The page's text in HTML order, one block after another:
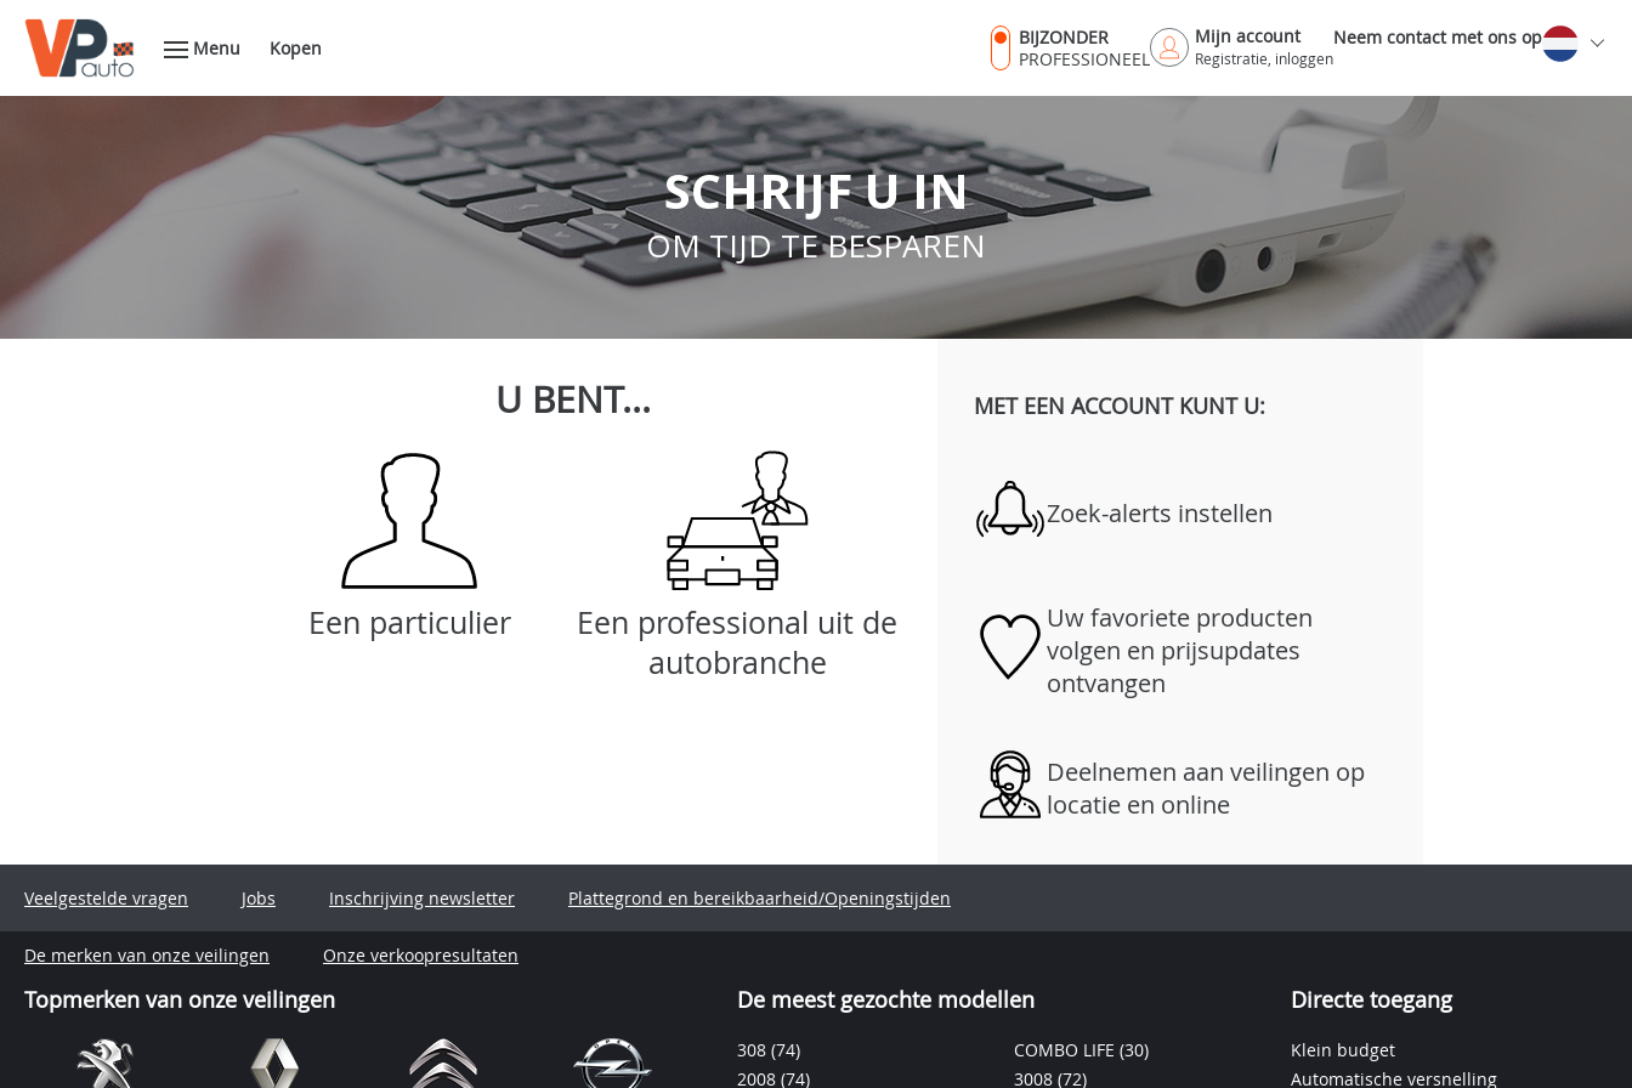
Menu Kopen
BIJZONDER
PROFESSIONEEL
Mijn account
Registratie, inloggen
Neem contact met ons op
SCHRIJF U IN
OM TIJD TE BESPAREN
U BENT...
Een particulier
Een professional uit de
autobranche
MET EEN ACCOUNT KUNT U:
Zoek-alerts instellen
Uw favoriete producten
volgen en prijsupdates
ontvangen
Deelnemen aan veilingen op
locatie en online
Veelgestelde vragen Jobs Inschrijving newsletter Plattegrond en bereikbaarheid/Openingstijden
De merken van onze veilingen Onze verkoopresultaten
Topmerken van onze veilingen De meest gezochte modellen
308 (74)
2008 (74)
COMBO LIFE (30)
3008 (72)
Directe toegang
Klein budget
Automatische versnelling